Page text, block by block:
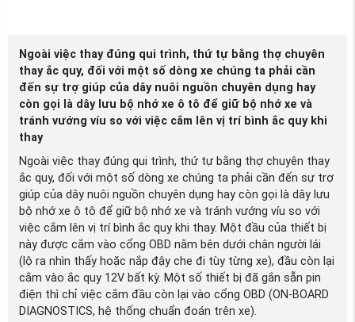
Ngoài việc thay đúng qui trình, thứ tự bằng thợ chuyên
thay ắc quy, đối với một số dòng xe chúng ta phải cần
đến sự trợ giúp của dây nuôi nguồn chuyên dụng hay
còn gọi là dây lưu bộ nhớ xe ô tô để giữ bộ nhớ xe và
tránh vướng víu so với việc cắm lên vị trí bình ắc quy khi
thay
Ngoài việc thay đúng qui trình, thứ tự bằng thợ chuyên thay
ắc quy, đối với một số dòng xe chúng ta phải cần đến sự trợ
giúp của dây nuôi nguồn chuyên dụng hay còn gọi là dây lưu
bộ nhớ xe ô tô để giữ bộ nhớ xe và tránh vướng víu so với
việc cắm lên vị trí bình ắc quy khi thay. Một đầu của thiết bị
này được cắm vào cổng OBD nằm bên dưới chân người lái
(lộ ra nhìn thấy hoặc nắp đậy che đi tùy từng xe), đầu còn lại
cắm vào ắc quy 12V bất kỳ. Một số thiết bị đã gắn sẵn pin
điện thì chỉ việc cắm đầu còn lại vào cổng OBD (ON-BOARD
DIAGNOSTICS, hệ thống chuẩn đoán trên xe).